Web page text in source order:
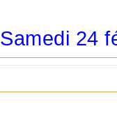
Samedi 24